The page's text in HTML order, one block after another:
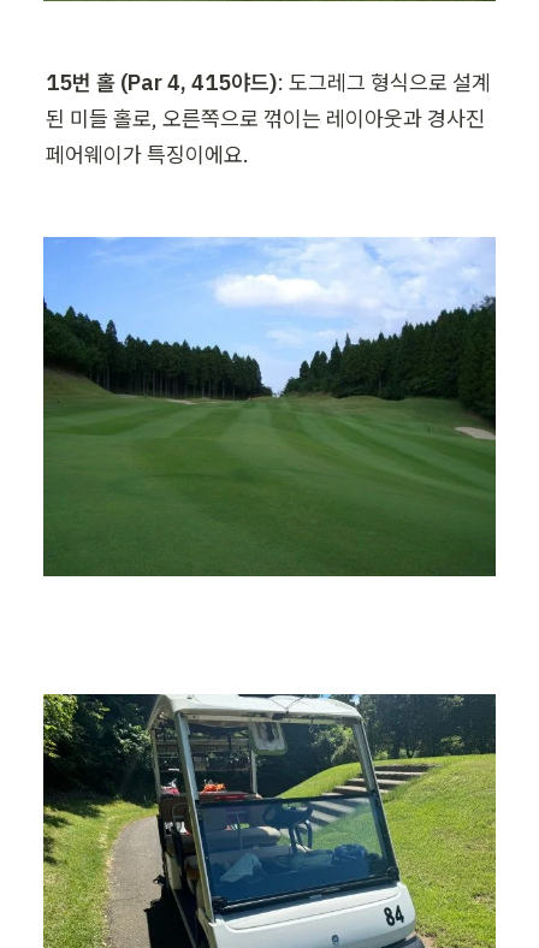
15번 홀 (Par 4, 415야드): 도그레그 형식으로 설계
된 미들 홀로, 오른쪽으로 꺾이는 레이아웃과 경사진
페어웨이가 특징이에요.